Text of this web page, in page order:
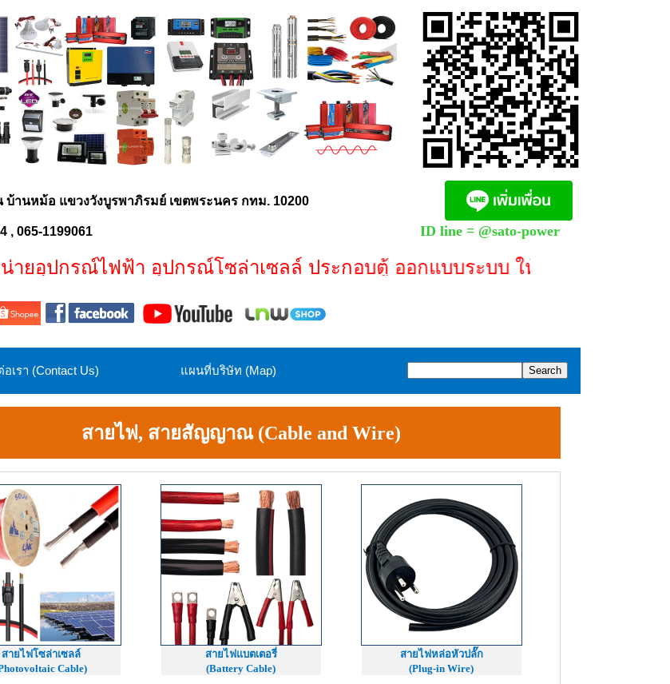
บ้านหม้อ แขวงวังบูรพาภิรมย์ เขตพระนคร กทม. 10200
, 065-1199061 ID line = @sato-power
อุปกรณ์ไฟฟ้า อุปกรณ์โซล่าเซลล์ ประกอบตู้ ออกแบบระบบ ให้คำปรึกษา **
เรา (Contact Us) แผนที่บริษัท (Map)
สายไฟ, สายสัญญาณ (Cable and Wire)
สายไฟโซล่าเซลล์
Cable)
สายไฟแบตเตอรี่
(Battery Cable)
สายไฟหล่อหัวปลั๊ก
(Plug-in Wire)